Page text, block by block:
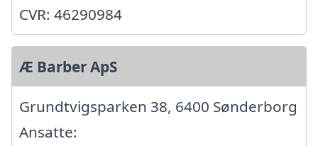
CVR: 46290984
Æ Barber ApS
Grundtvigsparken 38, 6400 Sønderborg
Ansatte: